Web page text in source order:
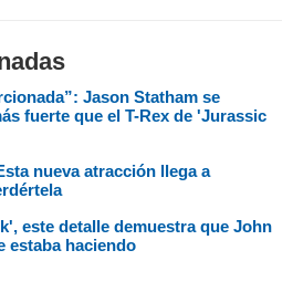
Jason Statham se
fuerte que el T-Rex de 'Jurassic
nueva atracción llega a
este detalle demuestra que John
estaba haciendo